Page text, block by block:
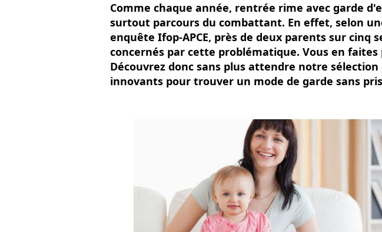
Comme chaque année, rentrée rime avec garde
surtout parcours du combattant. En effet, selon
enquête Ifop-APCE, près de deux parents sur cinq
concernés par cette problématique. Vous en faites
Découvrez donc sans plus attendre notre sélection
innovants pour trouver un mode de garde sans